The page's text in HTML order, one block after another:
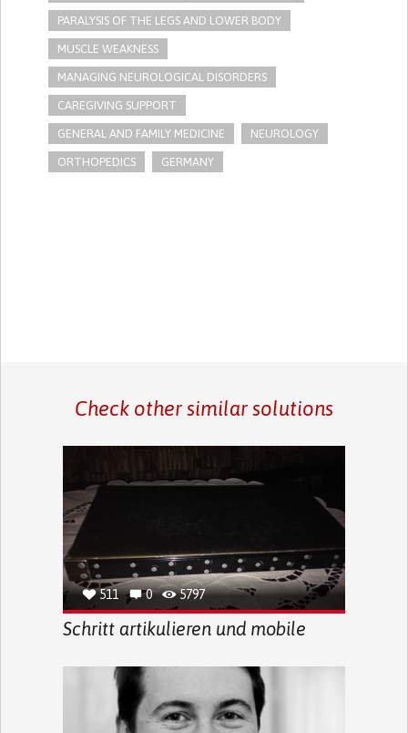
PARALYSIS OF THE LEGS AND LOWER BODY
MUSCLE WEAKNESS
MANAGING NEUROLOGICAL DISORDERS
CAREGIVING SUPPORT
GENERAL AND FAMILY MEDICINE NEUROLOGY
ORTHOPEDICS GERMANY
Check other similar solutions
511 0 5797
Schritt artikulieren und mobile